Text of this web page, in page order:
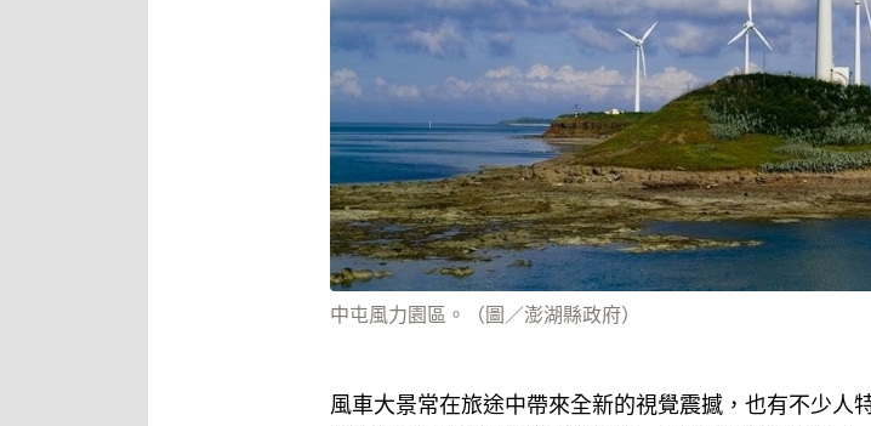
中屯風力園區。（圖／澎湖縣政府）
風車大景常在旅途中帶來全新的視覺震撼，也有不少人